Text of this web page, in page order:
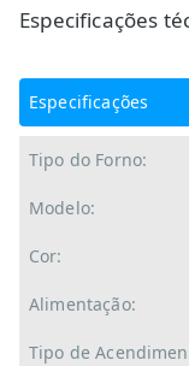
Especificações
Especificações
Tipo do Forno:
Modelo:
Cor:
Alimentação:
Tipo de